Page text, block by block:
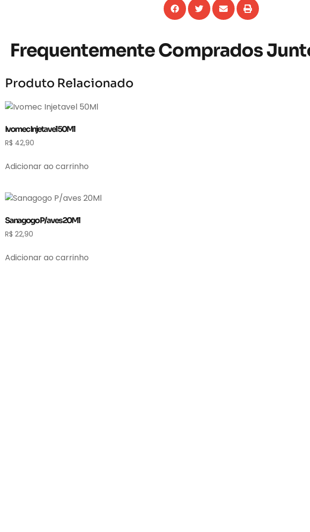
Frequentemente Comprados
Produto Relacionado
Ivomec Injetavel 50Ml
R$ 42,90
Adicionar ao carrinho
Sanagogo P/aves 20Ml
R$ 22,90
Adicionar ao carrinho